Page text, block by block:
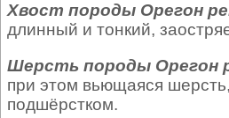
Хвост породы Орегон
длинный и тонкий,
Шерсть породы Орегон
при этом вьющаяся
подшёрстком.